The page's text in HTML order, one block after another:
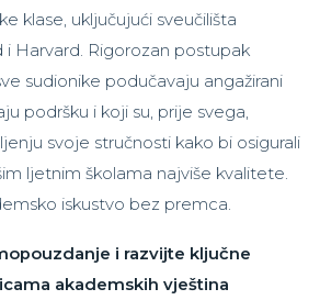
klase, uključujući sveučilišta
i Harvard. Rigorozan postupak
sudionike podučavaju angažirani
podršku i koji su, prije svega,
svoje stručnosti kako bi osigurali
ljetnim školama najviše kvalitete.
iskustvo bez premca.
i razvijte ključne
akademskih vještina